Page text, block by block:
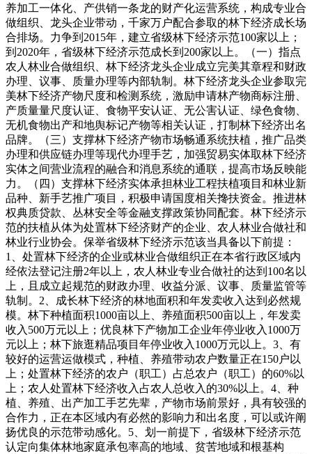
养加工一体化、产供销一条龙的财产化运营系统，构成专业合
做组织、龙头企业带动，千家万户配合参取的林下经济成长场
合排场。力争到2015年，建立省级林下经济示范100家以上；
到2020年，省级林下经济示范成长到200家以上。（一）指点
农人林业合做组织、林下经济龙头企业成立完美其章程和财政
办理、议事、质量办理等内部轨制。林下经济龙头企业参取完
美林下经济产物尺度和检测系统，激励申请林产物商标注册、
产质量量尺度认证、食物平安认证、无公害认证、绿色食物、
无机食物出产和地舆标记产物等相关认证，打制林下经济出名
品牌。（三）支撑林下经济产物市场畅通系统扶植，推广品类
办理和供应链办理等现代办理手艺，加强贸易实体取林下经济
实体之间营业流程的融合和消息系统的通联，提高市场反映能
力。（四）支撑林下经济实体承担林业工程扶植项目和林业新
品种、新手艺推广项目，积极申请国度相关搀扶资金。推进林
权典质贷款、丛林安全等金融支撑政策协同配套。林下经济示
范的扶植从体为处置林下经济财产的企业、农人林业合做社和
林业行业协会。保举省级林下经济示范该当具备以下前提：
1、处置林下经济的企业或林业合做组织正在本省行政区域内
经依法登记注册2年以上，农人林业专业合做社的达到100名以
上，且成立起规范的财政办理、收益分派、议事、质量监管等
轨制。2、成长林下经济的林地面积和年发卖收入达到必然规
模。林下种植面积1000亩以上、养殖面积500亩以上，年发卖
收入500万元以上；优良林下产物加工企业年停业收入1000万
元以上；林下旅逛精品项目年停业收入1000万元以上。3、有
较好的运营运做模式，种植、养殖带动农户数量正在150户以
上；处置林下经济的农户（职工）占总农户（职工）的60%以
上；农人处置林下经济收入占农人总收入的30%以上。4、种
植、养殖、出产加工手艺先辈，产物市场前景好，具有较强的
合作力，正在本区域内有必然的影响力和出名度，可以或许阐
扬优良的示范带动感化。5、划一前提下，省级林下经济示范
认定向集体林地家庭承包率高的地域、贫苦地域和根基构